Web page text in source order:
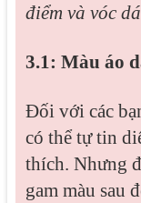
điểm và vóc
3.1: Màu áo
Đối với các
có thể tự tin
thích. Nhưng
gam màu sau